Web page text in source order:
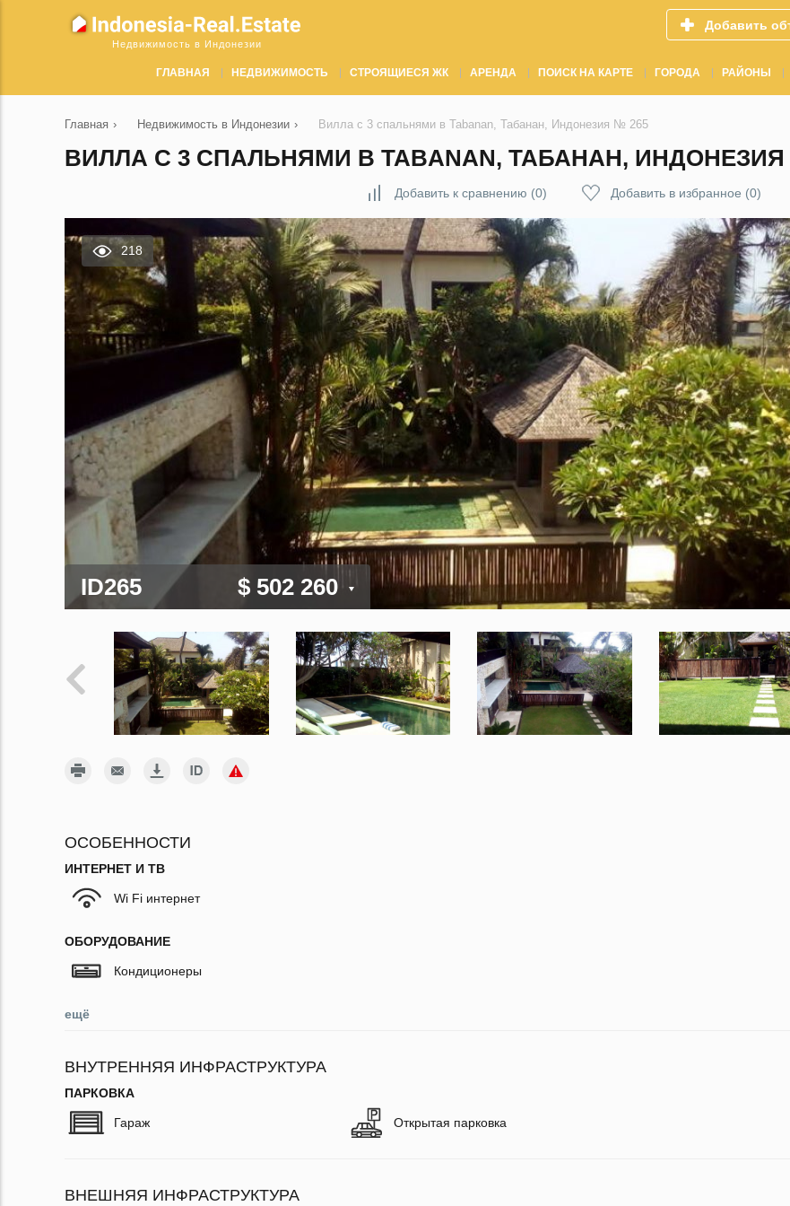
Недвижимость в Индонезии
Добавить
ГЛАВНАЯ НЕДВИЖИМОСТЬ СТРОЯЩИЕСЯ ЖК АРЕНДА ПОИСК НА КАРТЕ ГОРОДА РАЙОНЫ
Главная › Недвижимость в Индонезии › Вилла с 3 спальнями в Tabanan, Табанан, Индонезия № 265
ВИЛЛА С 3 СПАЛЬНЯМИ В TABANAN, ТАБАНАН, ИНДОНЕЗИЯ
Добавить к сравнению (0) Добавить в избранное (0)
218
ID265 $ 502 260
ОСОБЕННОСТИ
ИНТЕРНЕТ И ТВ
Wi Fi интернет
ОБОРУДОВАНИЕ
Кондиционеры
ещё
ВНУТРЕННЯЯ ИНФРАСТРУКТУРА
ПАРКОВКА
Гараж Открытая парковка
ВНЕШНЯЯ ИНФРАСТРУКТУРА